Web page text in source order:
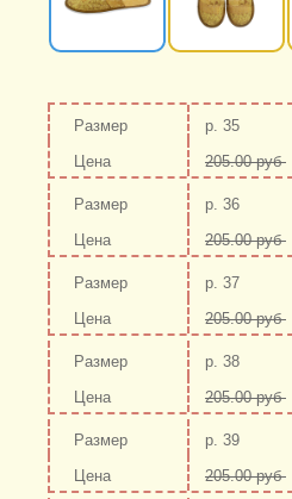
р. 35
205.00 руб
-р. 36
205.00 руб
-р. 37
205.00 руб
-р. 38
205.00 руб
-р. 39
205.00 руб